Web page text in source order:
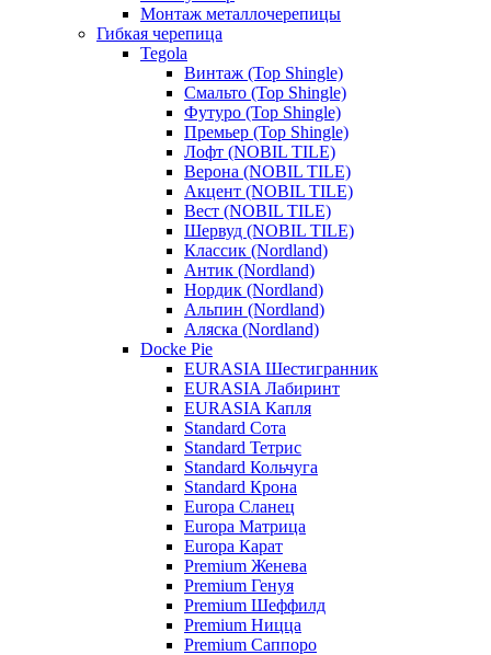
Монтаж металлочерепицы
Гибкая черепица
Tegola
Винтаж (Top Shingle)
Смальто (Top Shingle)
Футуро (Top Shingle)
Премьер (Top Shingle)
Лофт (NOBIL TILE)
Верона (NOBIL TILE)
Акцент (NOBIL TILE)
Вест (NOBIL TILE)
Шервуд (NOBIL TILE)
Классик (Nordland)
Антик (Nordland)
Нордик (Nordland)
Альпин (Nordland)
Аляска (Nordland)
Docke Pie
EURASIA Шестигранник
EURASIA Лабиринт
EURASIA Капля
Standard Сота
Standard Тетрис
Standard Кольчуга
Standard Крона
Europa Сланец
Europa Матрица
Europa Карат
Premium Женева
Premium Генуя
Premium Шеффилд
Premium Ницца
Premium Саппоро